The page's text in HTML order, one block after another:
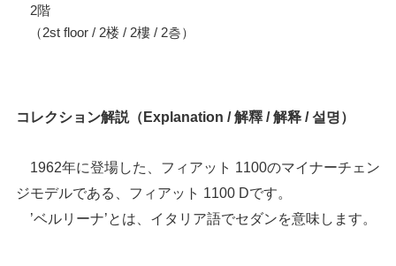
2階
（2st floor / 2楼 / 2樓 / 2층）
コレクション解説（Explanation / 解釋 / 解释 / 설명）
1962年に登場した、フィアット 1100のマイナーチェン
ジモデルである、フィアット 1100 Dです。
’ベルリーナ’とは、イタリア語でセダンを意味します。